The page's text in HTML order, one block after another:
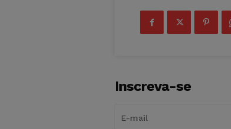
Inscreva-se